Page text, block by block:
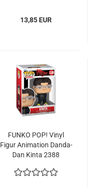
13,85 EUR
FUNKO POP! Vinyl
Figur Ani­ma­ti­on Dand­a­
Dan Kinta 2388